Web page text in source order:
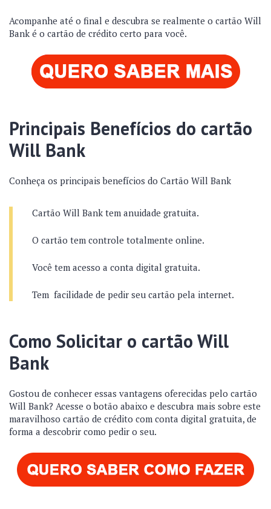
Acompanhe até o final e descubra se realmente o cartão Will
Bank é o cartão de crédito certo para você.
Principais Benefícios do cartão
Will Bank
Conheça os principais benefícios do Cartão Will Bank
Cartão Will Bank tem anuidade gratuita.
O cartão tem controle totalmente online.
Você tem acesso a conta digital gratuita.
Tem facilidade de pedir seu cartão pela internet.
Como Solicitar o cartão Will
Bank
Gostou de conhecer essas vantagens oferecidas pelo cartão
Will Bank? Acesse o botão abaixo e descubra mais sobre este
maravilhoso cartão de crédito com conta digital gratuita, de
forma a descobrir como pedir o seu.